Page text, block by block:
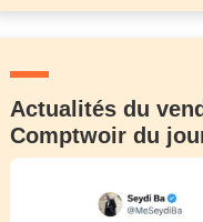
Actualités du
Comptwoir du